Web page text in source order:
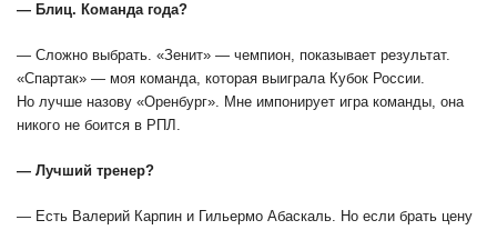
— Блиц. Команда года?
— Сложно выбрать. «Зенит» — чемпион, показывает результат.
«Спартак» — моя команда, которая выиграла Кубок России.
Но лучше назову «Оренбург». Мне импонирует игра команды, она
никого не боится в РПЛ.
— Лучший тренер?
— Есть Валерий Карпин и Гильермо Абаскаль. Но если брать цену